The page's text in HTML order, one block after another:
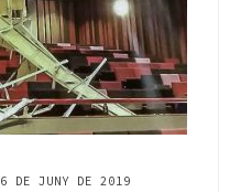
6 DE JUNY DE 2019